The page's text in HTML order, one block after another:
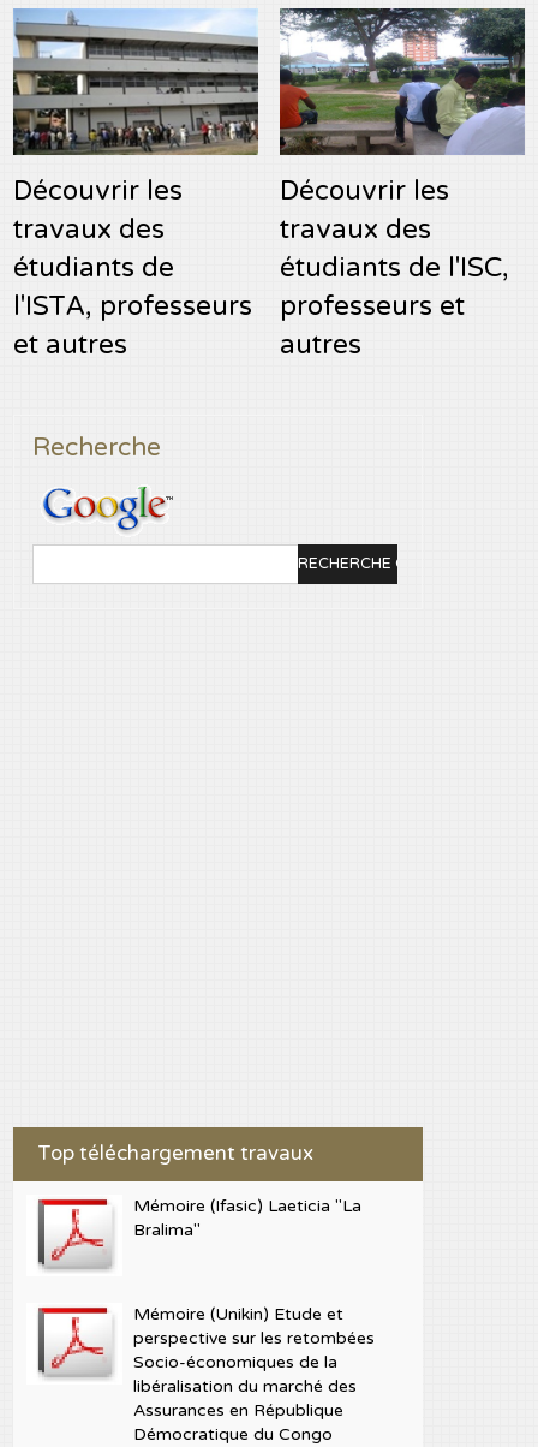
Découvrir les
travaux des
étudiants de
l'ISTA, professeurs
et autres
Découvrir les
travaux des
étudiants de l'ISC,
professeurs et
autres
Recherche
Top téléchargement travaux
Mémoire (Ifasic) Laeticia "La
Bralima"
Mémoire (Unikin) Etude et
perspective sur les retombées
Socio-économiques de la
libéralisation du marché des
Assurances en République
Démocratique du Congo